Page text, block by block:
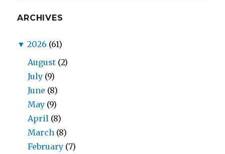
ARCHIVES
▼ 2026 (61)
August (2)
July (9)
June (8)
May (9)
April (8)
March (8)
February (7)